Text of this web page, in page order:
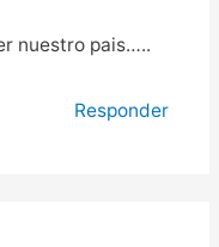
nuestro pais…..
Responder